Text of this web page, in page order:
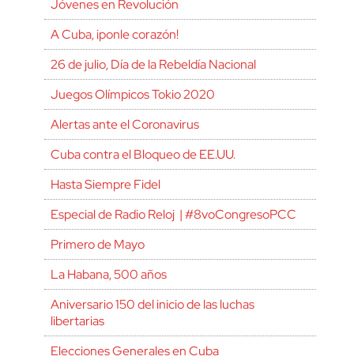
Jóvenes en Revolución
A Cuba, ¡ponle corazón!
26 de julio, Día de la Rebeldía Nacional
Juegos Olímpicos Tokio 2020
Alertas ante el Coronavirus
Cuba contra el Bloqueo de EE.UU.
Hasta Siempre Fidel
Especial de Radio Reloj | #8voCongresoPCC
Primero de Mayo
La Habana, 500 años
Aniversario 150 del inicio de las luchas
libertarias
Elecciones Generales en Cuba